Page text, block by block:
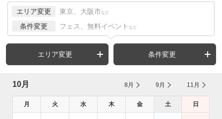
エリア変更 東京、大阪市 など
条件変更 フェス、無料イベント など
エリア変更 条件変更
10月 8月 9月 11月
月 火 水 木 金 土 日